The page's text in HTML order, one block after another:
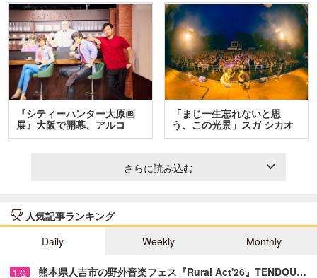
『シティーハンター大原画
展』大阪で開幕、アルコ
＆…
「まじ一生忘れないと思
う、この光景」スガ シカオ
と…
さらに読み込む
人気記事ランキング
Daily
Weekly Monthly
1 位 熊本県人吉市の野外音楽フェス『Rural Act'26』TENDOU…